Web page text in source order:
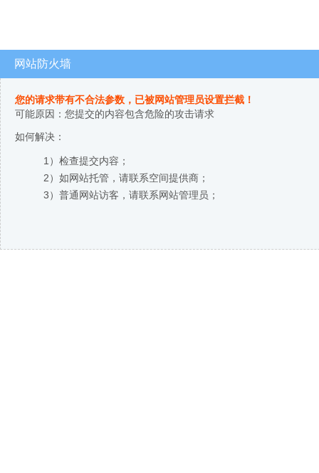
网站防火墙
您的请求带有不合法参数，已被网站管理员设置拦截！
可能原因：您提交的内容包含危险的攻击请求
如何解决：
1）检查提交内容；
2）如网站托管，请联系空间提供商；
3）普通网站访客，请联系网站管理员；